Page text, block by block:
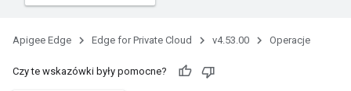
Apigee Edge Edge for Private Cloud v4.53.00 Operacje
Czy te wskazówki były pomocne?